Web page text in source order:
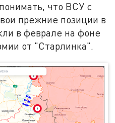
что ВСУ с
прежние позиции в
в феврале на фоне
от "Старлинка".